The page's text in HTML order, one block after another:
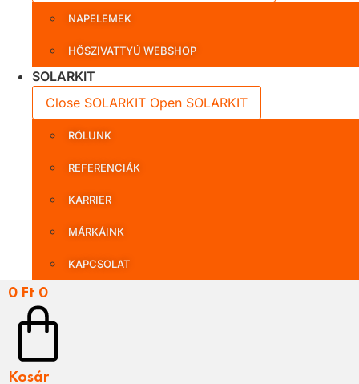
NAPELEMEK
HŐSZIVATTYÚ WEBSHOP
SOLARKIT
Close SOLARKIT Open SOLARKIT
RÓLUNK
REFERENCIÁK
KARRIER
MÁRKÁINK
KAPCSOLAT
0 Ft 0
Kosár